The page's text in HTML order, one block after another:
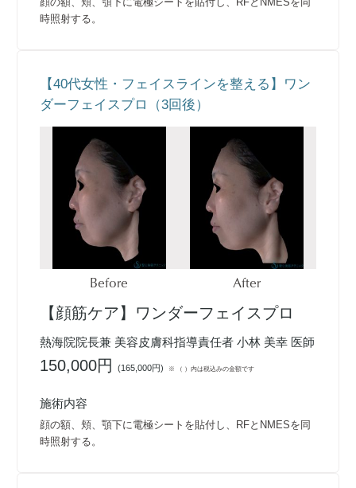
時照射する。
【40代女性・フェイスラインを整える】ワン
ダーフェイスプロ（3回後）
Before After
【顔筋ケア】ワンダーフェイスプロ
熱海院院長兼 美容皮膚科指導責任者 小林 美幸 医師
150,000円(165,000円) ※ （ ）内は税込みの金額です
施術内容
顔の額、頬、顎下に電極シートを貼付し、RFとNMESを同
時照射する。